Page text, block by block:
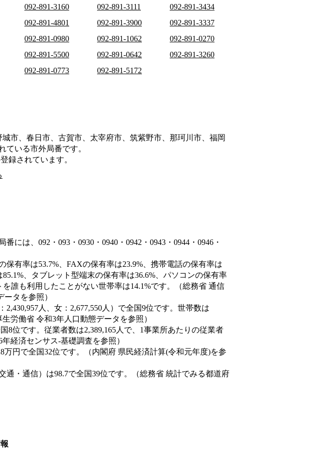
092-891-3160 092-891-3111
092-891-3434
092-891-4801 092-891-3900
092-891-3337
092-891-0980 092-891-1062
092-891-0270
092-891-5500 092-891-0642
092-891-3260
092-891-0773 092-891-5172
市、春日市、古賀市、太宰府市、筑紫野市、那珂川市、福岡
ている市外局番です。
録されています。
には、092・093・0930・0940・0942・0943・0944・0946・
保有率は53.7%、FAXの保有率は23.9%、携帯電話の保有率は
、タブレット型端末の保有率は36.6%、パソコンの保有率
誰も利用したことがない世帯率は14.1%です。（総務省 通信
タを参照）
2,430,957人、女：2,677,550人）で全国9位です。世帯数は
労働省 令和3年人口動態データを参照）
8位です。従業者数は2,389,165人で、1事業所あたりの従業者
経済センサス‐基礎調査を参照）
万円で全国32位です。（内閣府 県民経済計算(令和元年度)を参
通・通信）は98.7で全国39位です。（総務省 統計でみる都道府